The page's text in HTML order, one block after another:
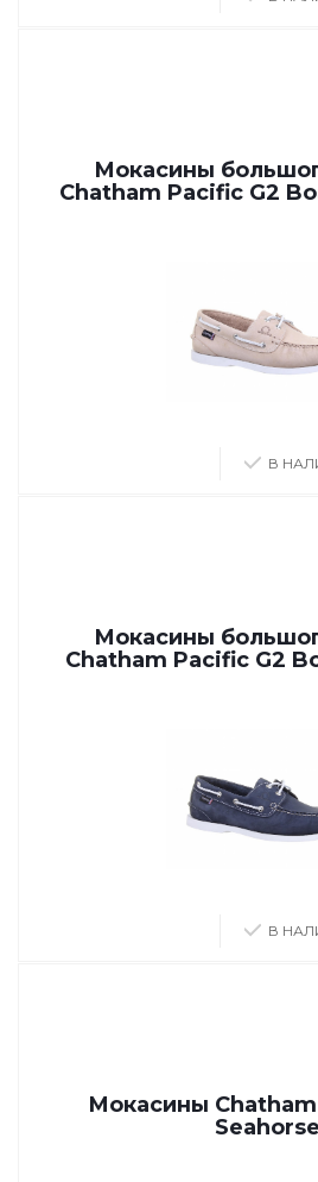
Мокасины
Chatham Pacific G2
В
Мокасины
Chatham Pacific G2
В
Мокасины Chatham
Seahorse